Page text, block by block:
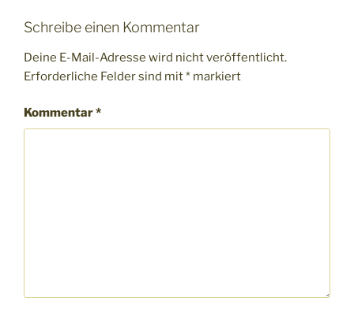
Schreibe einen Kommentar
Deine E-Mail-Adresse wird nicht veröffentlicht.
Erforderliche Felder sind mit* markiert
Kommentar*